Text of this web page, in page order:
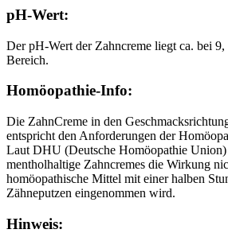
pH-Wert:
Der pH-Wert der Zahncreme liegt ca. bei 9,
Bereich.
Homöopathie-Info:
Die ZahnCreme in den
entspricht den Anforderungen der
Laut DHU (Deutsche Homöopathie Union)
mentholhaltige Zahncremes die Wirkung
homöopathische Mittel mit einer halben
Zähneputzen eingenommen wird.
Hinweis: